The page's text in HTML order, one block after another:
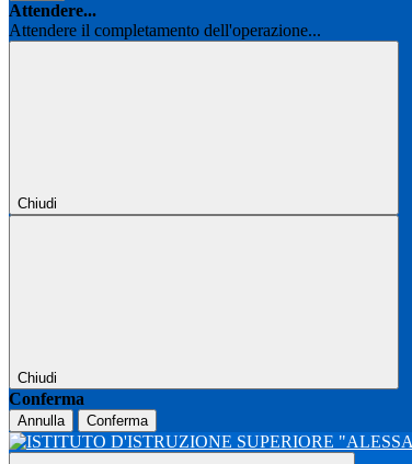
Attendere...
Attendere il completamento dell'operazione...
Chiudi
Chiudi
Conferma
Annulla Conferma